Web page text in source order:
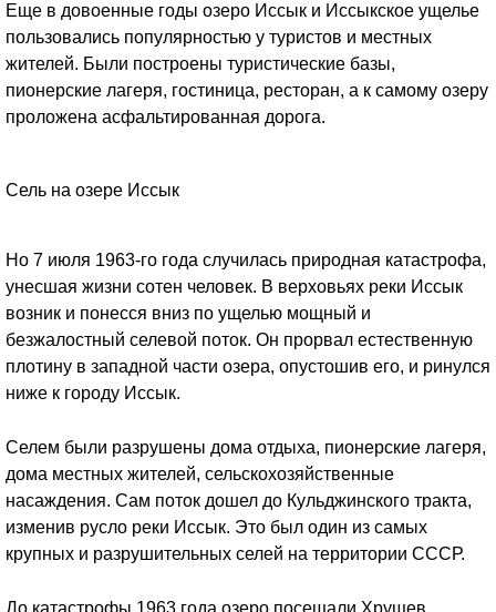
Еще в довоенные годы озеро Иссык и Иссыкское ущелье
пользовались популярностью у туристов и местных
жителей. Были построены туристические базы,
пионерские лагеря, гостиница, ресторан, а к самому озеру
проложена асфальтированная дорога.
Сель на озере Иссык
Но 7 июля 1963-го года случилась природная катастрофа,
унесшая жизни сотен человек. В верховьях реки Иссык
возник и понесся вниз по ущелью мощный и
безжалостный селевой поток. Он прорвал естественную
плотину в западной части озера, опустошив его, и ринулся
ниже к городу Иссык.
Селем были разрушены дома отдыха, пионерские лагеря,
дома местных жителей, сельскохозяйственные
насаждения. Сам поток дошел до Кульджинского тракта,
изменив русло реки Иссык. Это был один из самых
крупных и разрушительных селей на территории СССР.